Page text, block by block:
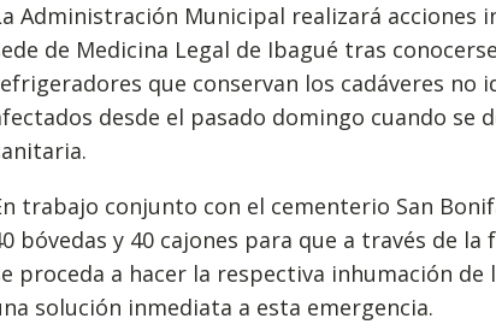
Administración Municipal realizará acciones
de Medicina Legal de Ibagué tras
que conservan los cadáveres no
desde el pasado domingo cuando se
trabajo conjunto con el cementerio San
bóvedas y 40 cajones para que a través de la
proceda a hacer la respectiva inhumación de
solución inmediata a esta emergencia.